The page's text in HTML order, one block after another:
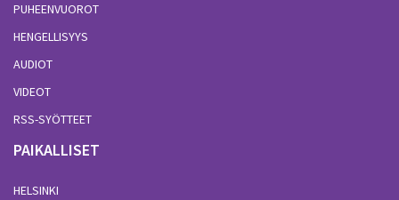
PUHEENVUOROT
HENGELLISYYS
AUDIOT
VIDEOT
RSS-SYÖTTEET
PAIKALLISET
HELSINKI